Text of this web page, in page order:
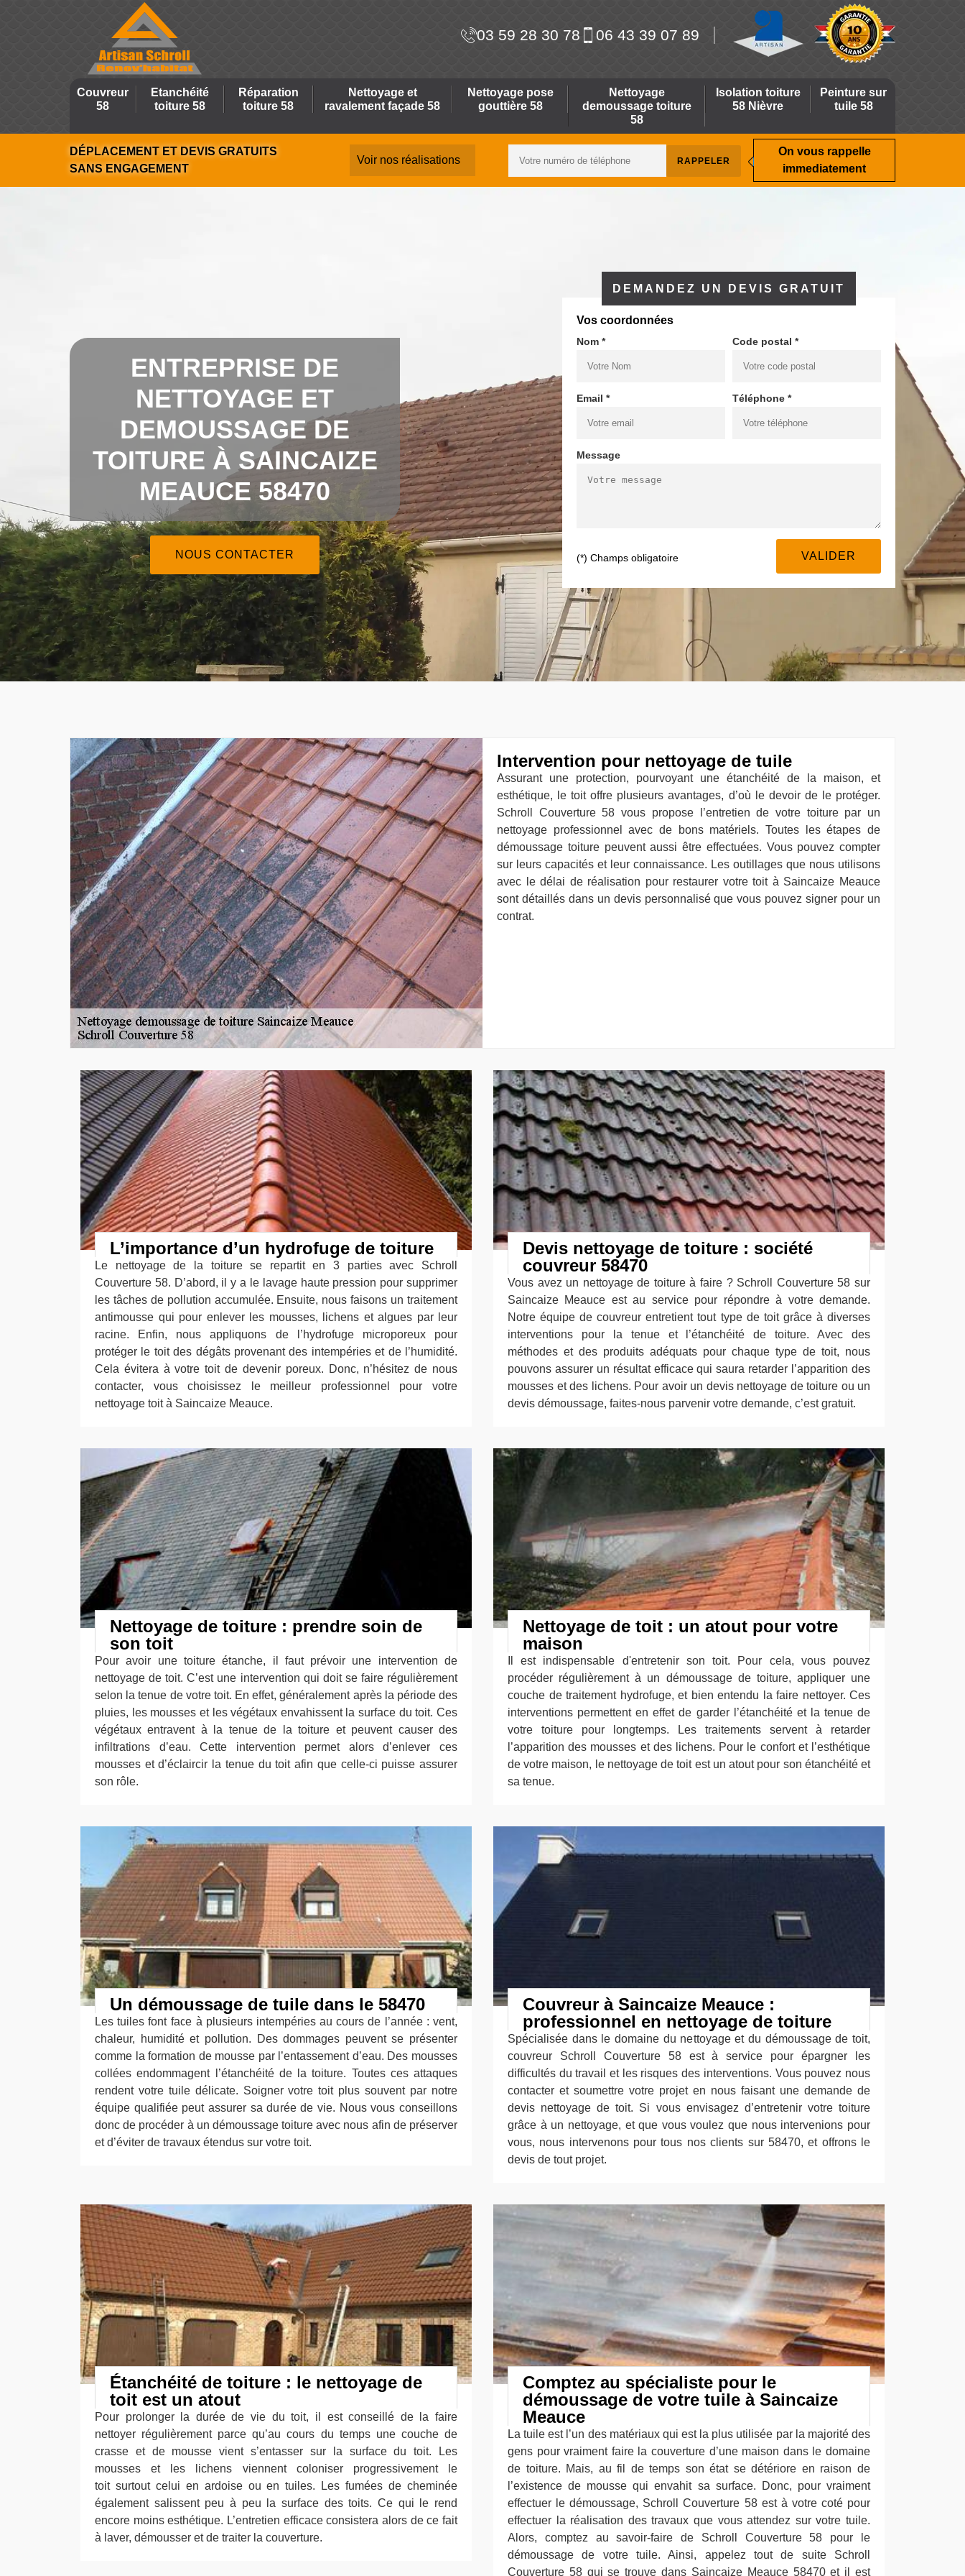
03 59 28 30 78 06 43 39 07 89
Couvreur
58
Etanchéité
toiture 58
Réparation
toiture 58
Nettoyage et
ravalement façade 58
Nettoyage pose
gouttière 58
Nettoyage
demoussage toiture
58
Isolation toiture
58 Nièvre
Peinture sur
tuile 58
DÉPLACEMENT ET DEVIS GRATUITS
SANS ENGAGEMENT
Voir nos réalisations
On vous rappelle
immediatement
ENTREPRISE DE
NETTOYAGE ET
DEMOUSSAGE DE
TOITURE À SAINCAIZE
MEAUCE 58470
NOUS CONTACTER
DEMANDEZ UN DEVIS GRATUIT
Vos coordonnées
Nom * Code postal *
Email * Téléphone *
Message
(*) Champs obligatoire
Intervention pour nettoyage de tuile
Assurant une protection, pourvoyant une étanchéité de la maison, et
esthétique, le toit offre plusieurs avantages, d’où le devoir de le protéger.
Schroll Couverture 58 vous propose l’entretien de votre toiture par un
nettoyage professionnel avec de bons matériels. Toutes les étapes de
démoussage toiture peuvent aussi être effectuées. Vous pouvez compter
sur leurs capacités et leur connaissance. Les outillages que nous utilisons
avec le délai de réalisation pour restaurer votre toit à Saincaize Meauce
sont détaillés dans un devis personnalisé que vous pouvez signer pour un
contrat.
L’importance d’un hydrofuge de toiture
Le nettoyage de la toiture se repartit en 3 parties avec Schroll
Couverture 58. D’abord, il y a le lavage haute pression pour supprimer
les tâches de pollution accumulée. Ensuite, nous faisons un traitement
antimousse qui pour enlever les mousses, lichens et algues par leur
racine. Enfin, nous appliquons de l’hydrofuge microporeux pour
protéger le toit des dégâts provenant des intempéries et de l’humidité.
Cela évitera à votre toit de devenir poreux. Donc, n’hésitez de nous
contacter, vous choisissez le meilleur professionnel pour votre
nettoyage toit à Saincaize Meauce.
Devis nettoyage de toiture : société
couvreur 58470
Vous avez un nettoyage de toiture à faire ? Schroll Couverture 58 sur
Saincaize Meauce est au service pour répondre à votre demande.
Notre équipe de couvreur entretient tout type de toit grâce à diverses
interventions pour la tenue et l’étanchéité de toiture. Avec des
méthodes et des produits adéquats pour chaque type de toit, nous
pouvons assurer un résultat efficace qui saura retarder l’apparition des
mousses et des lichens. Pour avoir un devis nettoyage de toiture ou un
devis démoussage, faites-nous parvenir votre demande, c’est gratuit.
Nettoyage de toiture : prendre soin de
son toit
Pour avoir une toiture étanche, il faut prévoir une intervention de
nettoyage de toit. C’est une intervention qui doit se faire régulièrement
selon la tenue de votre toit. En effet, généralement après la période des
pluies, les mousses et les végétaux envahissent la surface du toit. Ces
végétaux entravent à la tenue de la toiture et peuvent causer des
infiltrations d’eau. Cette intervention permet alors d’enlever ces
mousses et d’éclaircir la tenue du toit afin que celle-ci puisse assurer
son rôle.
Nettoyage de toit : un atout pour votre
maison
Il est indispensable d'entretenir son toit. Pour cela, vous pouvez
procéder régulièrement à un démoussage de toiture, appliquer une
couche de traitement hydrofuge, et bien entendu la faire nettoyer. Ces
interventions permettent en effet de garder l’étanchéité et la tenue de
votre toiture pour longtemps. Les traitements servent à retarder
l’apparition des mousses et des lichens. Pour le confort et l’esthétique
de votre maison, le nettoyage de toit est un atout pour son étanchéité et
sa tenue.
Un démoussage de tuile dans le 58470
Les tuiles font face à plusieurs intempéries au cours de l’année : vent,
chaleur, humidité et pollution. Des dommages peuvent se présenter
comme la formation de mousse par l’entassement d’eau. Des mousses
collées endommagent l’étanchéité de la toiture. Toutes ces attaques
rendent votre tuile délicate. Soigner votre toit plus souvent par notre
équipe qualifiée peut assurer sa durée de vie. Nous vous conseillons
donc de procéder à un démoussage toiture avec nous afin de préserver
et d’éviter de travaux étendus sur votre toit.
Couvreur à Saincaize Meauce :
professionnel en nettoyage de toiture
Spécialisée dans le domaine du nettoyage et du démoussage de toit,
couvreur Schroll Couverture 58 est à service pour épargner les
difficultés du travail et les risques des interventions. Vous pouvez nous
contacter et soumettre votre projet en nous faisant une demande de
devis nettoyage de toit. Si vous envisagez d’entretenir votre toiture
grâce à un nettoyage, et que vous voulez que nous intervenions pour
vous, nous intervenons pour tous nos clients sur 58470, et offrons le
devis de tout projet.
Étanchéité de toiture : le nettoyage de
toit est un atout
Pour prolonger la durée de vie du toit, il est conseillé de la faire
nettoyer régulièrement parce qu’au cours du temps une couche de
crasse et de mousse vient s’entasser sur la surface du toit. Les
mousses et les lichens viennent coloniser progressivement le
toit surtout celui en ardoise ou en tuiles. Les fumées de cheminée
également salissent peu à peu la surface des toits. Ce qui le rend
encore moins esthétique. L’entretien efficace consistera alors de ce fait
à laver, démousser et de traiter la couverture.
Comptez au spécialiste pour le
démoussage de votre tuile à Saincaize
Meauce
La tuile est l’un des matériaux qui est la plus utilisée par la majorité des
gens pour vraiment faire la couverture d’une maison dans le domaine
de toiture. Mais, au fil de temps son état se détériore en raison de
l’existence de mousse qui envahit sa surface. Donc, pour vraiment
effectuer le démoussage, Schroll Couverture 58 est à votre coté pour
effectuer la réalisation des travaux que vous attendez sur votre tuile.
Alors, comptez au savoir-faire de Schroll Couverture 58 pour le
démoussage de votre tuile. Ainsi, appelez tout de suite Schroll
Couverture 58 qui se trouve dans Saincaize Meauce 58470 et il est